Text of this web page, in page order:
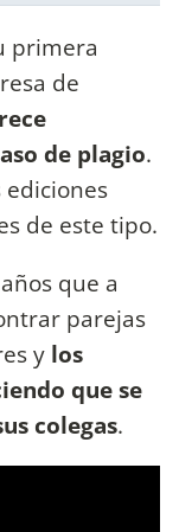
primera
de
de plagio.
de este tipo.
que a
parejas
y los
que se
colegas.